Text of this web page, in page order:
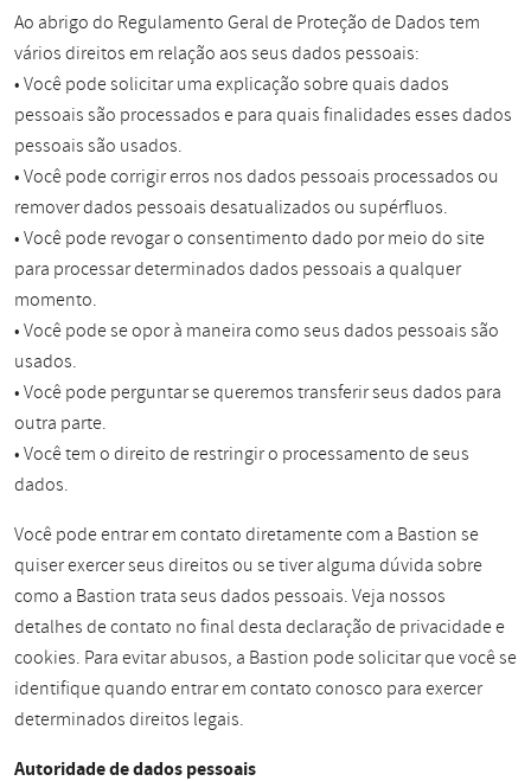
Ao abrigo do Regulamento Geral de Proteção de Dados tem
vários direitos em relação aos seus dados pessoais:
• Você pode solicitar uma explicação sobre quais dados
pessoais são processados e para quais finalidades esses dados
pessoais são usados.
• Você pode corrigir erros nos dados pessoais processados ou
remover dados pessoais desatualizados ou supérfluos.
• Você pode revogar o consentimento dado por meio do site
para processar determinados dados pessoais a qualquer
momento.
• Você pode se opor à maneira como seus dados pessoais são
usados.
• Você pode perguntar se queremos transferir seus dados para
outra parte.
• Você tem o direito de restringir o processamento de seus
dados.
Você pode entrar em contato diretamente com a Bastion se
quiser exercer seus direitos ou se tiver alguma dúvida sobre
como a Bastion trata seus dados pessoais. Veja nossos
detalhes de contato no final desta declaração de privacidade e
cookies. Para evitar abusos, a Bastion pode solicitar que você se
identifique quando entrar em contato conosco para exercer
determinados direitos legais.
Autoridade de dados pessoais